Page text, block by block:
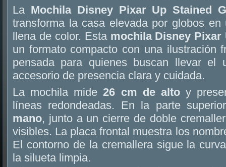
La Mochila Disney Pixar Up Stained
transforma la casa elevada por globos
llena de color. Esta mochila Disney Pixar
un formato compacto con una ilustración
pensada para quienes buscan llevar el
accesorio de presencia clara y cuidada.
La mochila mide26 cm de alto y
líneas redondeadas. En la parte
mano, junto a un cierre de doble
visibles. La placa frontal muestra los
El contorno de la cremallera sigue la
la silueta limpia.